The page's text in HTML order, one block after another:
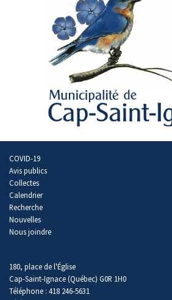
COVID-19
Avis publics
Collectes
Calendrier
Recherche
Nouvelles
Nous joindre
180, place de l'Église
Cap-Saint-Ignace (Québec) G0R 1H0
Téléphone : 418 246-5631